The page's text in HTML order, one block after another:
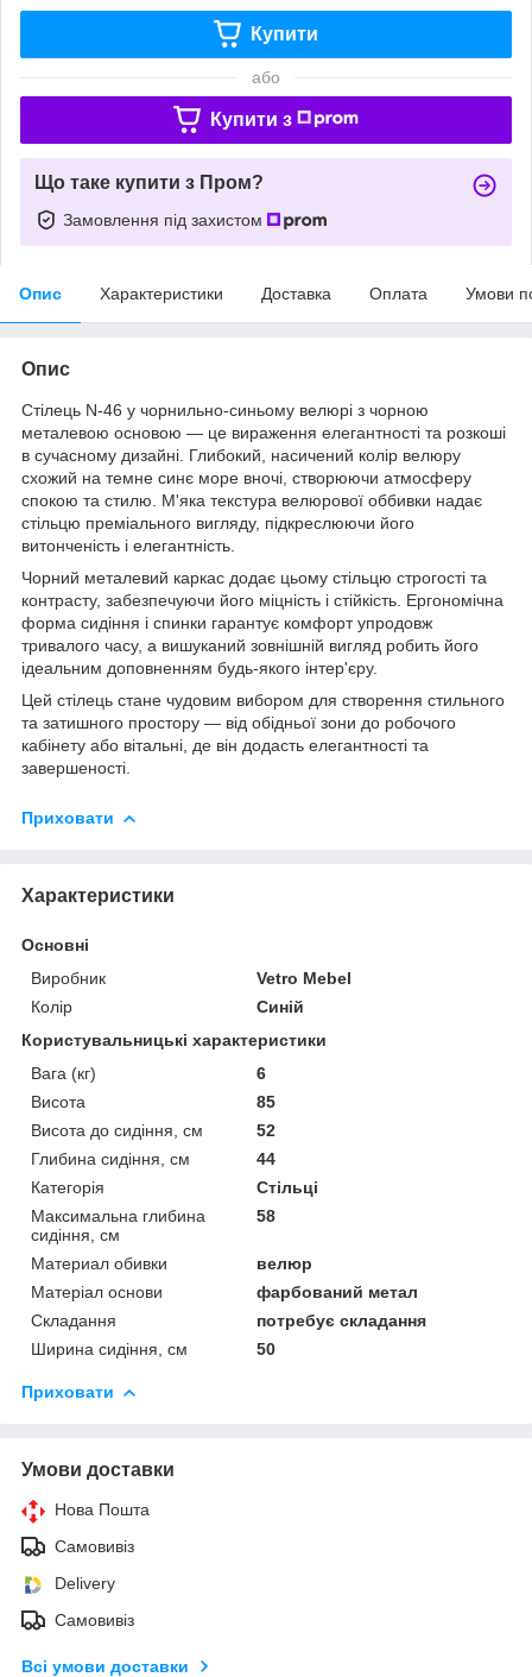
Купити
або
Купити з
Що таке купити з Пром?
Замовлення під захистом
Опис Характеристики Доставка Оплата Умови
Опис
Стілець N-46 у чорнильно-синьому велюрі з чорною
металевою основою — це вираження елегантності та розкоші
в сучасному дизайні. Глибокий, насичений колір велюру
схожий на темне синє море вночі, створюючи атмосферу
спокою та стилю. М'яка текстура велюрової оббивки надає
стільцю преміального вигляду, підкреслюючи його
витонченість і елегантність.
Чорний металевий каркас додає цьому стільцю строгості та
контрасту, забезпечуючи його міцність і стійкість. Ергономічна
форма сидіння і спинки гарантує комфорт упродовж
тривалого часу, а вишуканий зовнішній вигляд робить його
ідеальним доповненням будь-якого інтер'єру.
Цей стілець стане чудовим вибором для створення стильного
та затишного простору — від обідньої зони до робочого
кабінету або вітальні, де він додасть елегантності та
завершеності.
Приховати
Характеристики
Основні
Виробник
Vetro Mebel
Колір
Синій
Користувальницькі характеристики
Вага (кг)
6
Висота
85
Висота до сидіння, см
52
Глибина сидіння, см
44
Категорія
Стільці
Максимальна глибина
сидіння, см
58
Материал обивки
велюр
Матеріал основи
фарбований метал
Складання
потребує складання
Ширина сидіння, см
50
Приховати
Умови доставки
Нова Пошта
Самовивіз
Delivery
Самовивіз
Всі умови доставки